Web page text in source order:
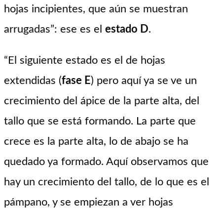
hojas incipientes, que aún se muestran
arrugadas”: ese es el estado D.
“El siguiente estado es el de hojas
extendidas (fase E) pero aquí ya se ve un
crecimiento del ápice de la parte alta, del
tallo que se está formando. La parte que
crece es la parte alta, lo de abajo se ha
quedado ya formado. Aquí observamos que
hay un crecimiento del tallo, de lo que es el
pámpano, y se empiezan a ver hojas